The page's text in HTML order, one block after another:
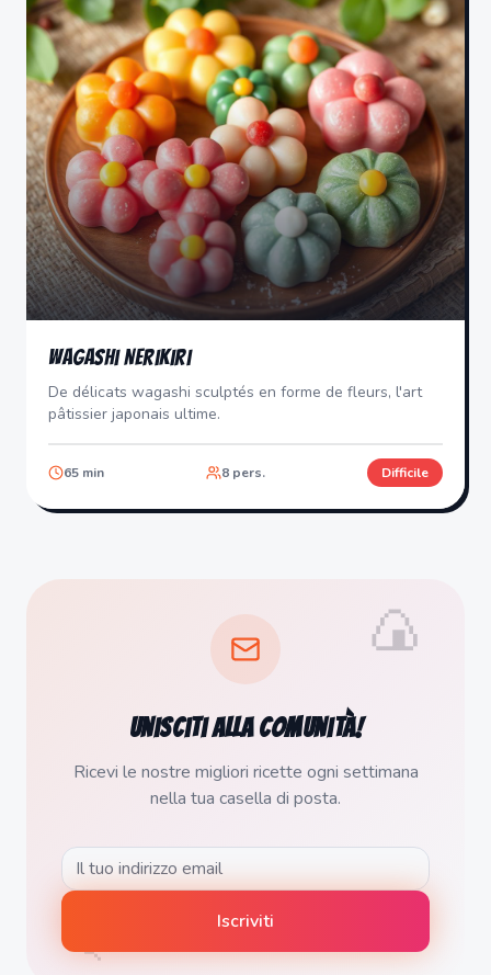
Wagashi Nerikiri
De délicats wagashi sculptés en forme de fleurs, l'art
pâtissier japonais ultime.
65 min 8 pers. Difficile
🍙
🍡
Unisciti alla comunità!
Ricevi le nostre migliori ricette ogni settimana
nella tua casella di posta.
Iscriviti